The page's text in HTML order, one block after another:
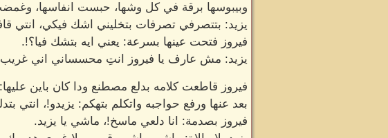
وبيبوسها برقة في كل وشها، حبست انفاسها،
يزيد: بتتصرفي تصرفات بتخليني اشك فيكي، انتي
فيروز فتحت عينها بسرعة: يعني ايه بتشك فيا؟!.
يزيد: مش عارف يا فيروز انتِ محسساني اني غريب
فيروز قاطعت كلامه بدلع مصطنع ودا كان باين
بعد عنها ورفع حواجبه واتكلم بتهكم: يزيدو!، انتي
فيروز بصدمة: انا دلعي ماسخ!، ماشي يا يزيد.